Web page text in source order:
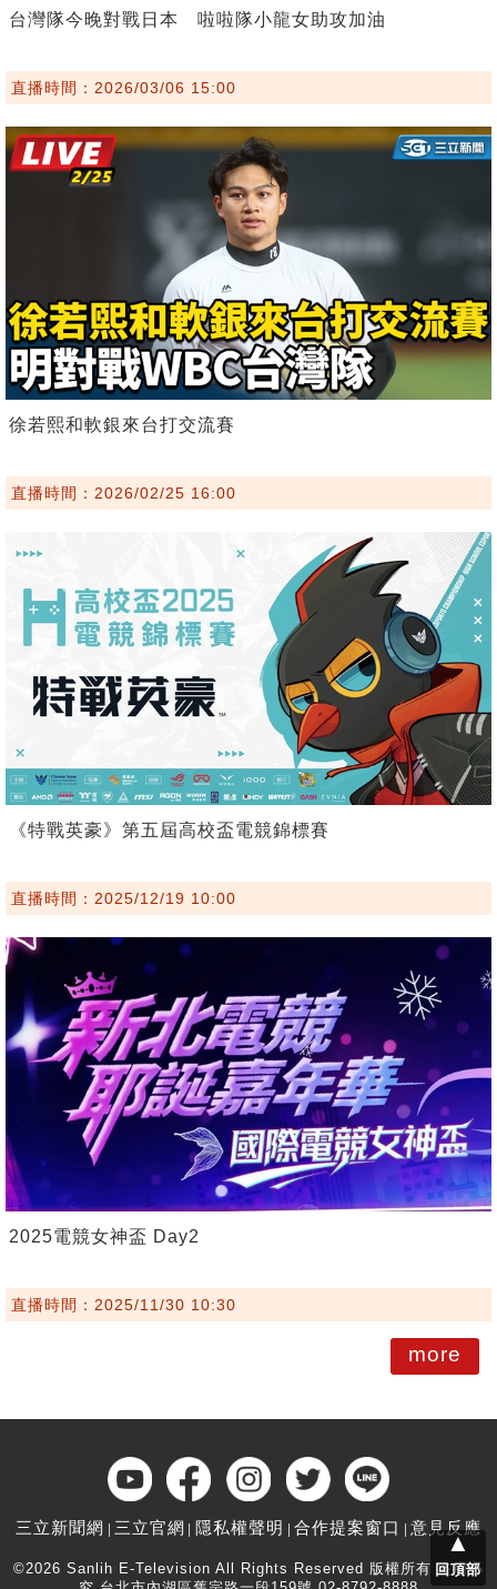
台灣隊今晚對戰日本 啦啦隊小龍女助攻加油
直播時間：2026/03/06 15:00
徐若熙和軟銀來台打交流賽
直播時間：2026/02/25 16:00
《特戰英豪》第五屆高校盃電競錦標賽
直播時間：2025/12/19 10:00
2025電競女神盃 Day2
直播時間：2025/11/30 10:30
more
三立新聞網 三立官網 隱私權聲明 合作提案窗口 意見反應
©2026 Sanlih E-Television All Rights Reserved 版權所有 盜用必
▲
回頂部